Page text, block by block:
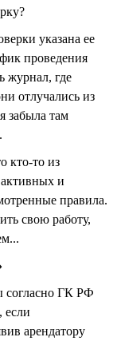
указана ее
проведения
журнал, где
отлучались из
забыла там
кто-то из
и
правила.
свою работу,
согласно ГК РФ
если
арендатору